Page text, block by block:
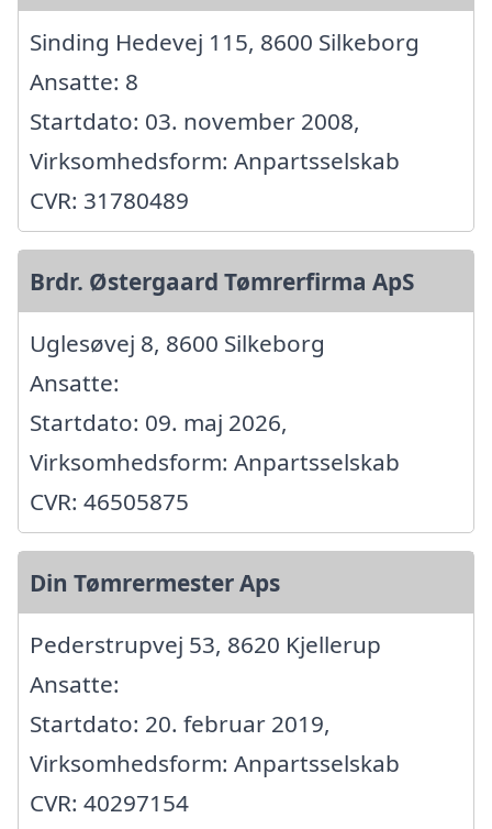
Sinding Hedevej 115, 8600 Silkeborg
Ansatte: 8
Startdato: 03. november 2008,
Virksomhedsform: Anpartsselskab
CVR: 31780489
Brdr. Østergaard Tømrerfirma ApS
Uglesøvej 8, 8600 Silkeborg
Ansatte:
Startdato: 09. maj 2026,
Virksomhedsform: Anpartsselskab
CVR: 46505875
Din Tømrermester Aps
Pederstrupvej 53, 8620 Kjellerup
Ansatte:
Startdato: 20. februar 2019,
Virksomhedsform: Anpartsselskab
CVR: 40297154